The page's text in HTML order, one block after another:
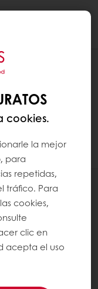
O
es más
no hay
afirmación.
cookies.
la mejor
para
repetidas,
tráfico. Para
cookies,
clic en
acepta el uso